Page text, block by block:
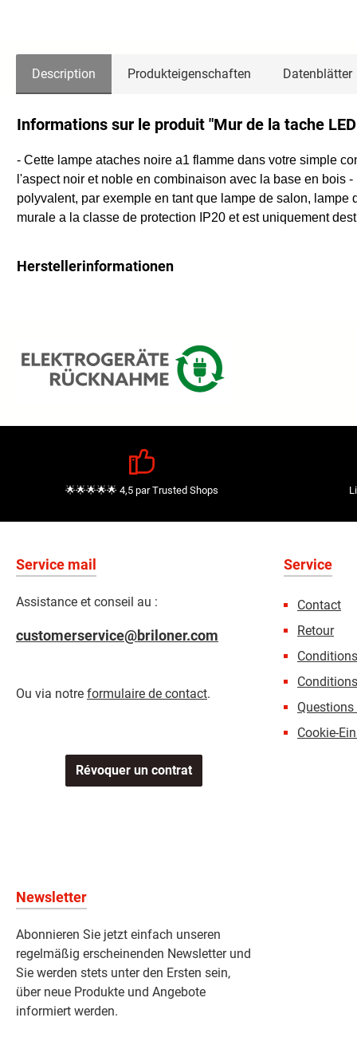
Description Produkteigenschaften Datenblätter
Informations sur le produit "Mur de la tache
- Cette lampe ataches noire a1 flamme dans votre simple
l'aspect noir et noble en combinaison avec la base en
polyvalent, par exemple en tant que lampe de salon,
murale a la classe de protection IP20 et est uniquement
Herstellerinformationen
🌟🌟🌟🌟🌟 4,5 par Trusted Shops
Service mail
Assistance et conseil au :
customerservice@briloner.com
Ou via notre formulaire de contact.
Révoquer un contrat
Service
Contact
Retour
Questions
Cookie-
Newsletter
Abonnieren Sie jetzt einfach unseren
regelmäßig erscheinenden Newsletter und
Sie werden stets unter den Ersten sein,
über neue Produkte und Angebote
informiert werden.